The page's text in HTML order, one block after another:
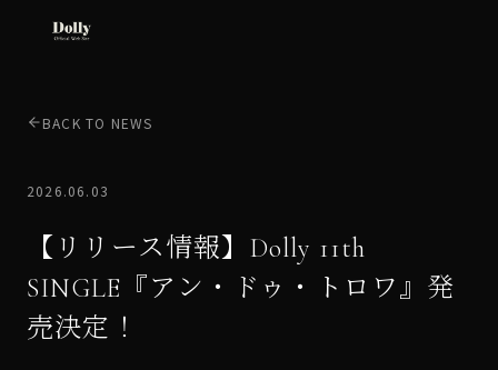
BACK TO NEWS
2026.06.03
【リリース情報】Dolly 11th
SINGLE『アン・ドゥ・トロワ』発
売決定！